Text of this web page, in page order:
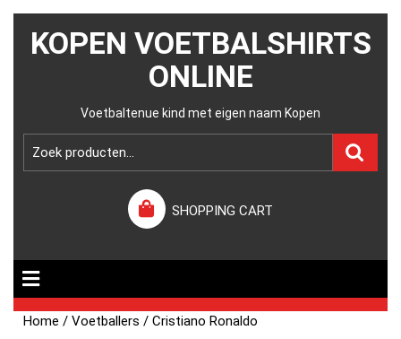
KOPEN VOETBALSHIRTS
ONLINE
Voetbaltenue kind met eigen naam Kopen
SHOPPING CART
Home /Voetballers / Cristiano Ronaldo